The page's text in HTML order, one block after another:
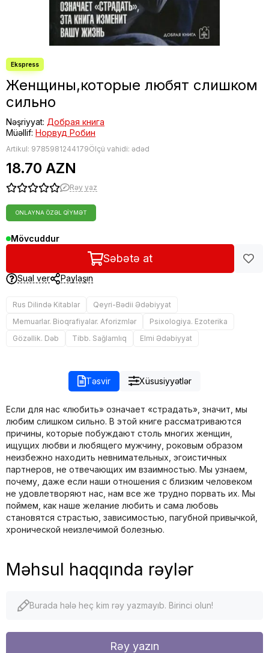
Женщины,которые любят слишком
сильно
Nəşriyyat: Добрая книга
Müəllif: Норвуд Робин
Artikul: 9785981244179Ölçü vahidi: ədəd
18.70 AZN
Rəy yaz
ONLAYNA ÖZƏL QIYMƏT
Mövcuddur
Səbətə at
Sual ver Paylaşın
Rus Dilində Kitablar
Qeyri-Bədii Ədəbiyyat
Memuarlar. Bioqrafiyalar. Aforizmlər
Psixologiya. Ezoterika
Gözəllik. Dəb
Tibb. Sağlamlıq Elmi Ədəbiyyat
Təsvir Xüsusiyyətlər
Если для нас «любить» означает «страдать», значит, мы
любим слишком сильно. В этой книге рассматриваются
причины, которые побуждают столь многих женщин,
ищущих любви и любящего мужчину, роковым образом
неизбежно находить невнимательных, эгоистичных
партнеров, не отвечающих им взаимностью. Мы узнаем,
почему, даже если наши отношения с близким человеком
не удовлетворяют нас, нам все же трудно порвать их. Мы
поймем, как наше желание любить и сама любовь
становятся страстью, зависимостью, пагубной привычкой,
хронической неизлечимой болезнью.
Məhsul haqqında rəylər
Burada hələ heç kim rəy yazmayıb. Birinci olun!
Rəy yazın